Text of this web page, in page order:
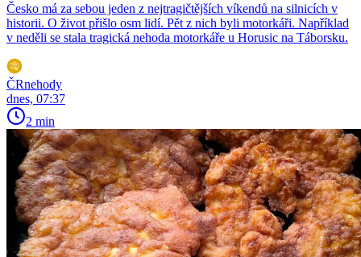
Česko má za sebou jeden z nejtragičtějších víkendů na silnicích v
historii. O život přišlo osm lidí. Pět z nich byli motorkáři. Například
v neděli se stala tragická nehoda motorkáře u Horusic na Táborsku.
ČRnehody
dnes, 07:37
2 min